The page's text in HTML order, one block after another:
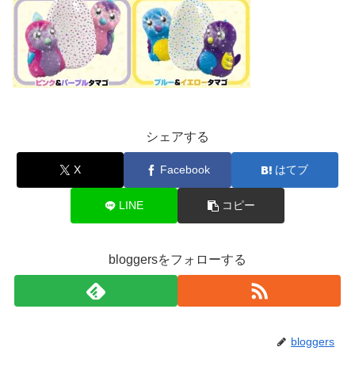
シェアする
X Facebook はてブ
LINE コピー
bloggersをフォローする
bloggers